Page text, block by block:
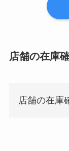
店舗の在庫
店舗の在庫